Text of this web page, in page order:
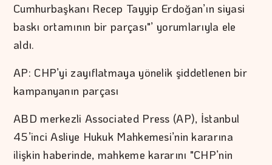
Cumhurbaşkanı Recep Tayyip Erdoğan’ın siyasi
baskı ortamının bir parçası"’ yorumlarıyla ele
aldı.
AP: CHP’yi zayıflatmaya yönelik şiddetlenen bir
kampanyanın parçası
ABD merkezli Associated Press (AP), İstanbul
45’inci Asliye Hukuk Mahkemesi’nin kararına
ilişkin haberinde, mahkeme kararını "CHP’nin